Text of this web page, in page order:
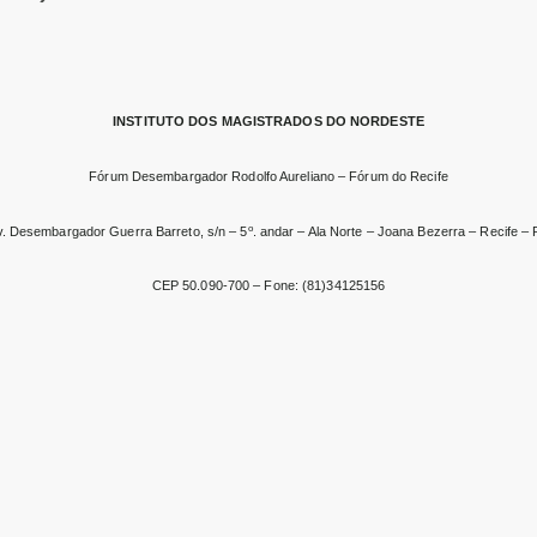
INSTITUTO DOS MAGISTRADOS DO NORDESTE
Fórum Desembargador Rodolfo Aureliano – Fórum do Recife
Desembargador Guerra Barreto, s/n – 5o. andar – Ala Norte – Joana Bezerra – Recife –
CEP 50.090-700 – Fone: (81)34125156